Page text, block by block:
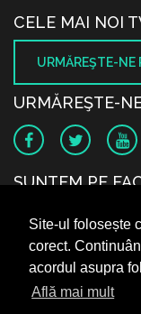
Site-ul folosește
corect.
acordul asupra
Află mai mult
CELE MAI NOI
URMĂREŞTE-NE
URMĂREŞTE-
SUNTEM PE